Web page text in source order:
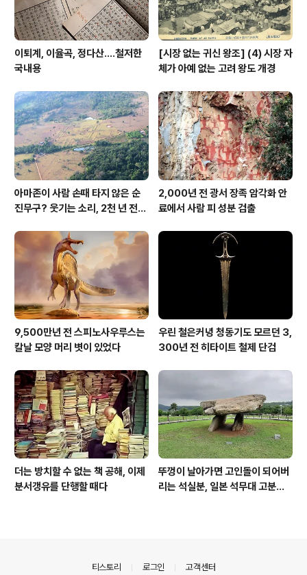
이퇴계, 이율곡, 정다산....철저한
국내용
[시장 없는 귀신 왕조] (4) 시장 자
체가 아예 없는 고려 왕도 개경
아마존이 사람 손때 타지 않은 순
진무구? 웃기는 소리, 2천 년 전에
2,000년 전 광서 장족 암각화 안
료에서 사람 피 성분 검출
9,500만년 전 스피노사우루스는
칼날 모양 머리 볏이 있었다
우린 철은커녕 청동기도 모르던 3,
300년 전 히타이트 철제 단검
더는 방치할 수 없는 책 공해, 이제
분서갱유를 단행할 때다
뚜껑이 날아가면 고인돌이 되어버
리는 석실분, 일본 석무대 고분의
티스토리 로그인 고객센터